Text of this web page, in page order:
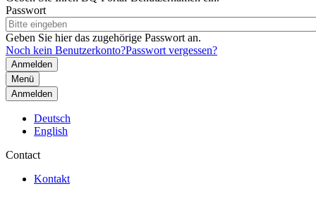
Passwort
Geben Sie hier das zugehörige Passwort an.
Noch kein Benutzerkonto?Passwort vergessen?
Menü
Anmelden
Deutsch
English
Contact
Kontakt